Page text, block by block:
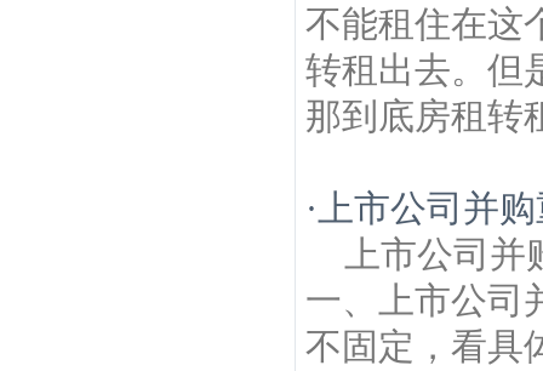
不能租住在这
转租出去。但
那到底房租转
· 上市公司并
上市公司
一、上市公司
不固定，看具